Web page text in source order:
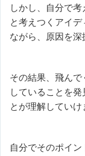
しかし、自分で
と考えつくアイ
ながら、原因を深
その結果、飛ん
していることを
とが理解していけ
自分でそのポイ